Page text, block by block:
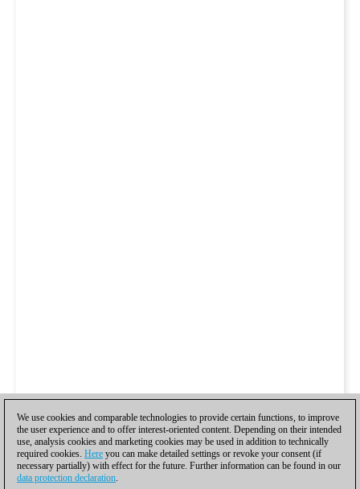
We use cookies and comparable technologies to provide certain functions, to improve
the user experience and to offer interest-oriented content. Depending on their intended
use, analysis cookies and marketing cookies may be used in addition to technically
required cookies. Here you can make detailed settings or revoke your consent (if
necessary partially) with effect for the future. Further information can be found in our
data protection declaration.